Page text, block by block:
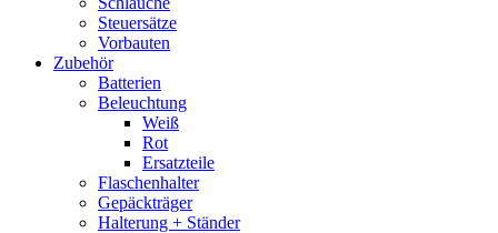
Steuersätze
Vorbauten
Zubehör
Batterien
Beleuchtung
Weiß
Rot
Ersatzteile
Flaschenhalter
Gepäckträger
Halterung + Ständer